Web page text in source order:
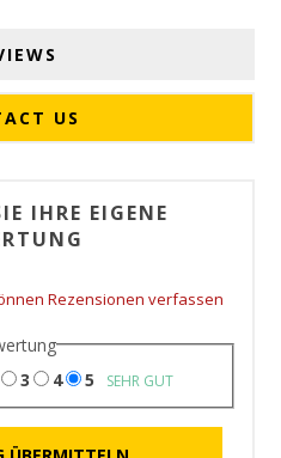
US
IHRE EIGENE
Rezensionen verfassen
3 4 5 SEHR GUT